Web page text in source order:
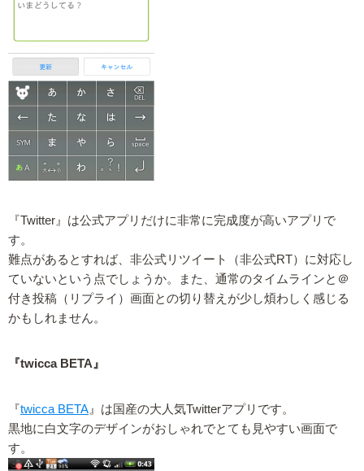
『Twitter』は公式アプリだけに非常に完成度が高いアプリで
す。
難点があるとすれば、非公式リツイート（非公式RT）に対応し
ていないという点でしょうか。また、通常のタイムラインと＠
付き投稿（リプライ）画面との切り替えが少し煩わしく感じる
かもしれません。
『twicca BETA』
『twicca BETA』は国産の大人気Twitterアプリです。
黒地に白文字のデザインがおしゃれでとても見やすい画面で
す。